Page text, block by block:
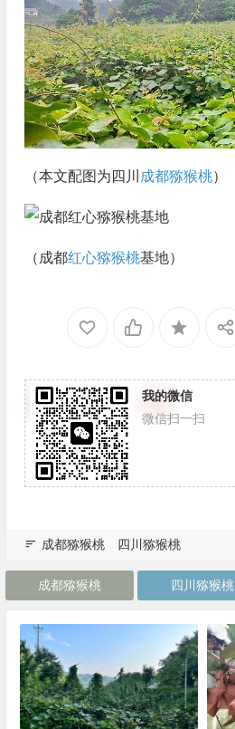
（本文配图为四川 成都猕猴桃）
（成都红心猕猴桃基地）
我的微信
微信扫一扫
成都猕猴桃 四川猕猴桃
成都猕猴桃 四川猕猴桃